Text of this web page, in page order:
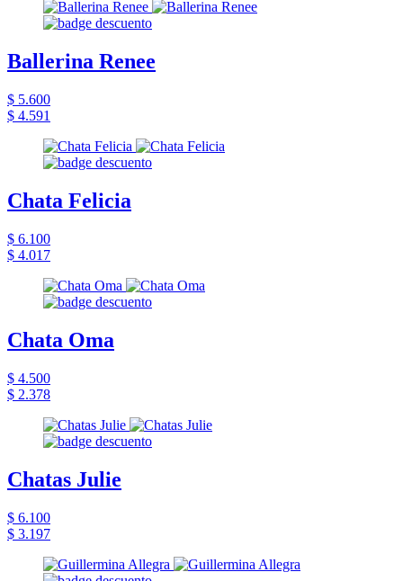
Ballerina Renee
$ 5.600
$ 4.591
Chata Felicia
$ 6.100
$ 4.017
Chata Oma
$ 4.500
$ 2.378
Chatas Julie
$ 6.100
$ 3.197